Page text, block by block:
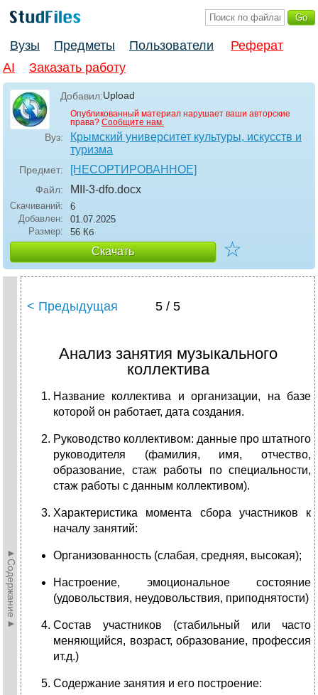
Вузы Предметы Пользователи
Реферат
AI
Заказать работу
Добавил:Upload
Опубликованный материал нарушает ваши авторские
права? Сообщите нам.
Вуз:
Крымский университет культуры, искусств и
туризма
Предмет: [НЕСОРТИРОВАННОЕ]
Файл: MII-3-dfo.docx
Скачиваний:
6
Добавлен:
01.07.2025
Размер:
56 Кб
Скачать ☆
►Содержание►
< Предыдущая 5 / 5
Анализ занятия музыкального
коллектива
Название коллектива и организации, на базе
которой он работает, дата создания.
Руководство коллективом: данные про штатного
руководителя (фамилия, имя, отчество,
образование, стаж работы по специальности,
стаж работы с данным коллективом).
Характеристика момента сбора участников к
началу занятий:
Организованность (слабая, средняя, высокая);
Настроение, эмоциональное состояние
(удовольствия, неудовольствия, приподнятости)
Состав участников (стабильный или часто
меняющийся, возраст, образование, профессия
ит.д.)
Содержание занятия и его построение: